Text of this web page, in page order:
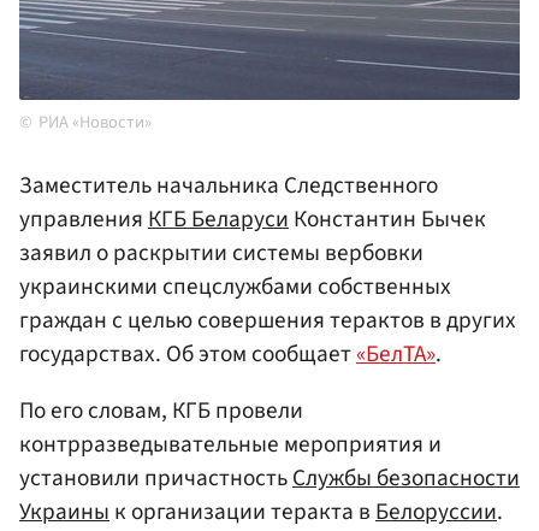
РИА «Новости»
Заместитель начальника Следственного
управленияКГБ БеларусиКонстантин Бычек
заявил о раскрытии системы вербовки
украинскими спецслужбами собственных
граждан с целью совершения терактов в других
государствах. Об этом сообщает«БелТА».
По его словам, КГБ провели
контрразведывательные мероприятия и
установили причастностьСлужбы безопасности
Украинык организации теракта вБелоруссии.